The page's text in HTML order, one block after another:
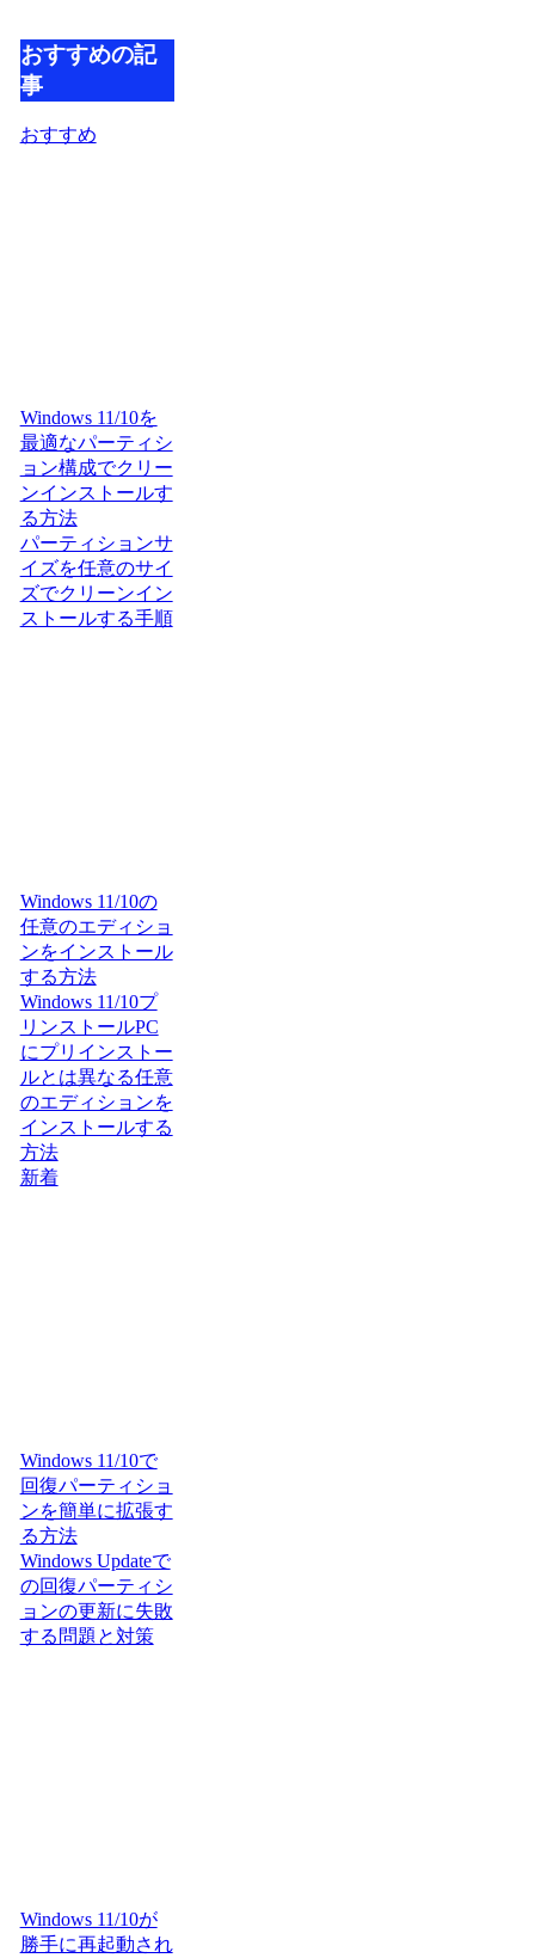
おすすめの記
事
おすすめ
Windows 11/10を
最適なパーティシ
ョン構成でクリー
ンインストールす
る方法
パーティションサ
イズを任意のサイ
ズでクリーンイン
ストールする手順
Windows 11/10の
任意のエディショ
ンをインストール
する方法
Windows 11/10プ
リンストールPC
にプリインストー
ルとは異なる任意
のエディションを
インストールする
方法
新着
Windows 11/10で
回復パーティショ
ンを簡単に拡張す
る方法
Windows Updateで
の回復パーティシ
ョンの更新に失敗
する問題と対策
Windows 11/10が
勝手に再起動され